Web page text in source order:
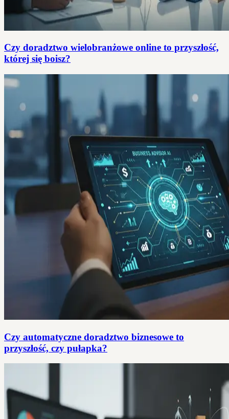
Czy doradztwo wielobranżowe online to przyszłość,
której się boisz?
Czy automatyczne doradztwo biznesowe to
przyszłość, czy pułapka?